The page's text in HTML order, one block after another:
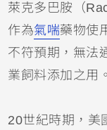
萊克多巴胺（
作為氣喘藥物使
不符預期，無法
業飼料添加之用。
20世紀時期，美